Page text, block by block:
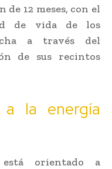
12 meses, con el
de vida de los
a través del
de sus recintos
la energía
está orientado a